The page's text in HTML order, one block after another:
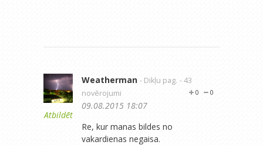
Atbildēt
Weatherman - Dikļu pag. - 43
novērojumi
0
0
09.08.2015 18:07
Re, kur manas bildes no
vakardienas negaisa.